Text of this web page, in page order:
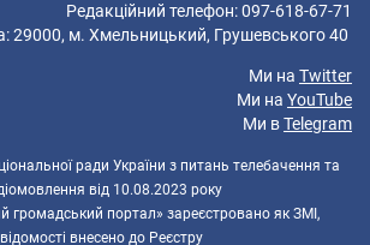
Редакційний телефон: 097-618-67-71
м. Хмельницький, Грушевського 40
Ми на Twitter
Ми на YouTube
Ми вTelegram
ради України з питань телебачення та
від 10.08.2023 року
громадський портал» зареєстровано як ЗМІ,
відомості внесено до Реєстру